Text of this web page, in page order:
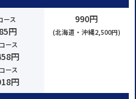
ース
円
ース
円
ース
円
990円
(北海道・沖縄2,500円)